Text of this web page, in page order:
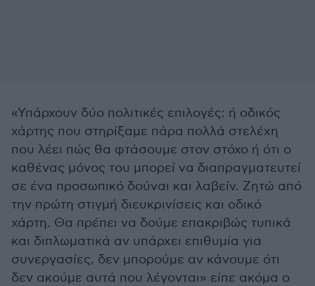
«Υπάρχουν δύο πολιτικές επιλογές: ή οδικός
χάρτης που στηρίξαμε πάρα πολλά στελέχη
που λέει πώς θα φτάσουμε στον στόχο ή ότι ο
καθένας μόνος του μπορεί να διαπραγματευτεί
σε ένα προσωπικό δούναι και λαβείν. Ζητώ από
την πρώτη στιγμή διευκρινίσεις και οδικό
χάρτη. Θα πρέπει να δούμε επακριβώς τυπικά
και διπλωματικά αν υπάρχει επιθυμία για
συνεργασίες, δεν μπορούμε αν κάνουμε ότι
δεν ακούμε αυτά που λέγονται» είπε ακόμα ο